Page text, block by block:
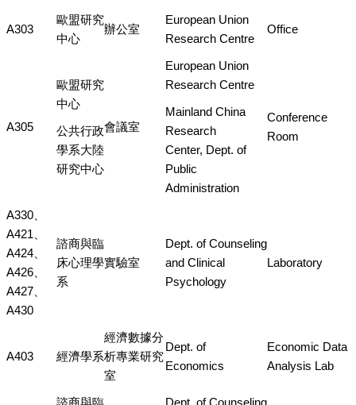
A303
歐盟研究
中心
辦公室
European Union
Research Centre
Office
A305
歐盟研究
中心
公共行政
學系大陸
研究中心
會議室
European Union
Research Centre
Mainland China
Research
Center, Dept. of
Public
Administration
Conference
Room
A330、
A421、
A424、
A426、
A427、
A430
諮商與臨
床心理學
系
實驗室
Dept. of Counseling
and Clinical
Psychology
Laboratory
A403 經濟學系
經濟數據分
析專業研究
室
Dept. of
Economics
Economic Data
Analysis Lab
諮商與臨 Dept. of Counseling